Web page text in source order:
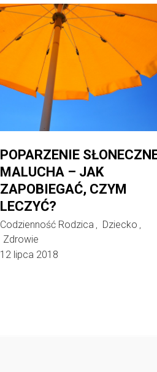
POPARZENIE
MALUCHA – JAK
ZAPOBIEGAĆ, CZYM
LECZYĆ?
Codzienność Rodzica , Dziecko ,
Zdrowie
12 lipca 2018